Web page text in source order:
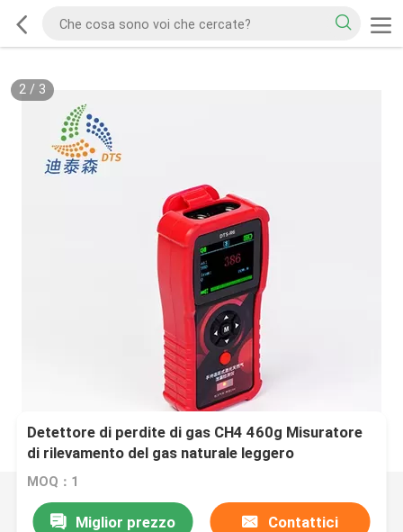
2/ 3
Detettore di perdite di gas CH4 460g Misuratore
di rilevamento del gas naturale leggero
MOQ：1
Miglior prezzo Contattici